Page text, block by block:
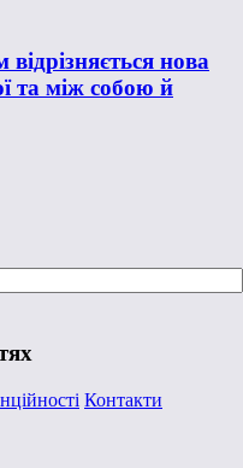
нова
та між собою й
Контакти